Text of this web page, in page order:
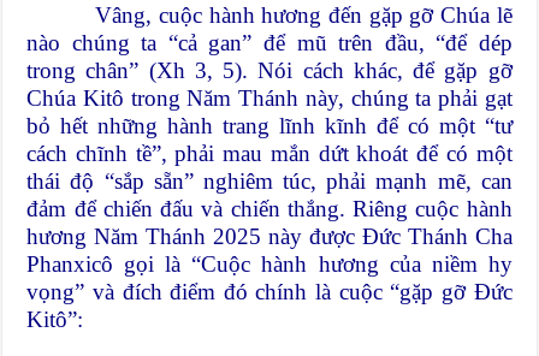
Vâng, cuộc hành hương đến gặp gỡ Chúa lẽ
nào chúng ta “cả gan” để mũ trên đầu, “để dép
trong chân” (Xh 3, 5). Nói cách khác, để gặp gỡ
Chúa Kitô trong Năm Thánh này, chúng ta phải gạt
bỏ hết những hành trang lĩnh kĩnh để có một “tư
cách chĩnh tề”, phải mau mắn dứt khoát để có một
thái độ “sắp sẵn” nghiêm túc, phải mạnh mẽ, can
đảm để chiến đấu và chiến thắng. Riêng cuộc hành
hương Năm Thánh 2025 này được Đức Thánh Cha
Phanxicô gọi là “Cuộc hành hương của niềm hy
vọng” và đích điểm đó chính là cuộc “gặp gỡ Đức
Kitô”: